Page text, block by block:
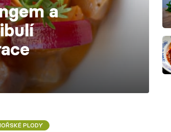
a
PLODY